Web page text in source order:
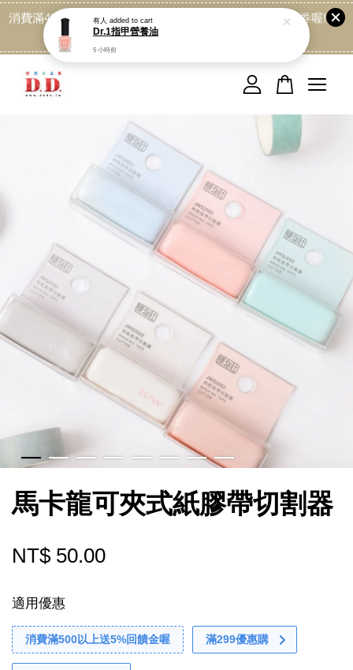
消費滿499免運喔, 記得加LINE:@dede168 領取專屬折扣券喔!
馬卡龍可夾式紙膠帶切割器
NT$ 50.00
適用優惠
消費滿500以上送5%回饋金喔 滿299優惠購
您的購物車目前還是空的。
有人 added to cart
Dr.1指甲營養油
5 小時前